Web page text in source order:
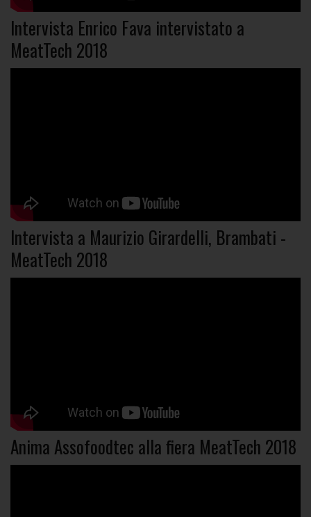
Intervista Enrico Fava intervistato a
MeatTech 2018
Intervista a Maurizio Girardelli, Brambati -
MeatTech 2018
Anima Assofoodtec alla fiera MeatTech 2018